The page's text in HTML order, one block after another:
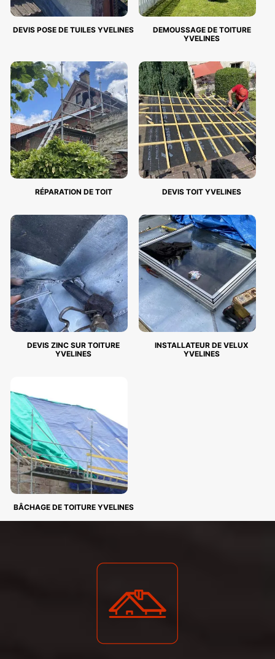
DEVIS POSE DE TUILES YVELINES
DEMOUSSAGE DE TOITURE
YVELINES
RÉPARATION DE TOIT DEVIS TOIT YVELINES
DEVIS ZINC SUR TOITURE
YVELINES
INSTALLATEUR DE VELUX
YVELINES
BÂCHAGE DE TOITURE YVELINES